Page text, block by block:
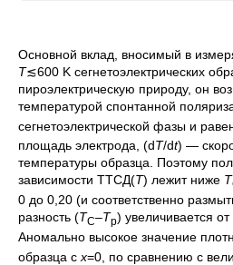
Основной вклад, вносимый в
T≲600 K сегнетоэлектрических
пироэлектрическую природу, он
температурой спонтанной
сегнетоэлектрической фазы и
площадь электрода, (dT/dt) —
температуры образца. Поэтому
зависимости ТТСД(Т) лежит ниже T
0 до 0,20 (и соответственно
разность (TC–Tp) увеличивается
Аномально высокое значение
образца с x=0, по сравнению с